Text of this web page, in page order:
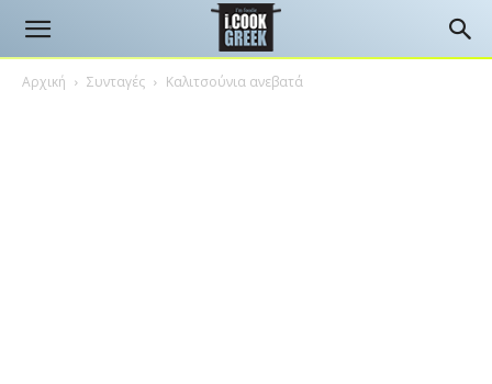
Αρχική Συνταγές Καλιτσούνια ανεβατά